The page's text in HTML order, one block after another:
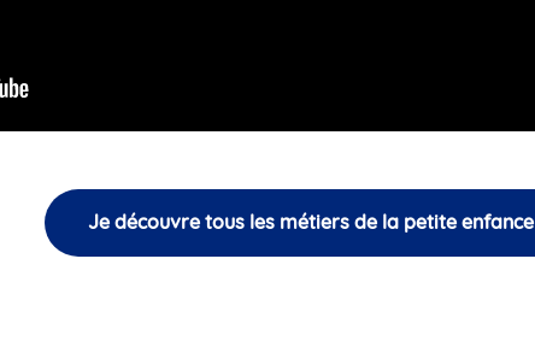
Je découvre tous les métiers de la petite enfance